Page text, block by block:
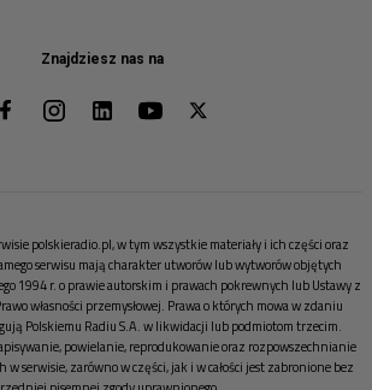
Znajdziesz nas na
polskieradio.pl, w tym wszystkie materiały i ich części oraz
serwisu mają charakter utworów lub wytworów objętych
1994 r. o prawie autorskim i prawach pokrewnych lub Ustawy z
własności przemysłowej. Prawa o których mowa w zdaniu
Polskiemu Radiu S.A. w likwidacji lub podmiotom trzecim.
powielanie, reprodukowanie oraz rozpowszechnianie
w serwisie, zarówno w części, jak i w całości jest zabronione bez